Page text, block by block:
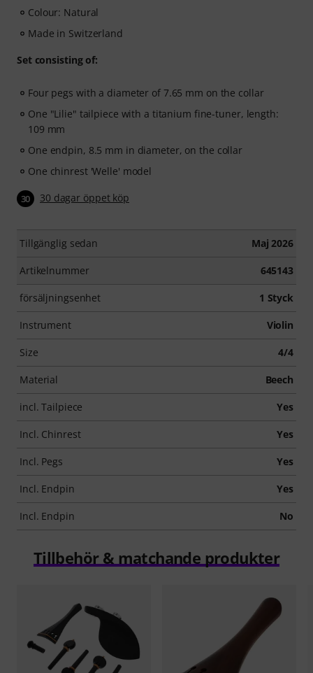
Colour: Natural
Made in Switzerland
Set consisting of:
Four pegs with a diameter of 7.65 mm on the collar
One "Lilie" tailpiece with a titanium fine-tuner, length:
109 mm
One endpin, 8.5 mm in diameter, on the collar
One chinrest 'Welle' model
30 30 dagar öppet köp
Tillgänglig sedan Maj 2026
Artikelnummer 645143
försäljningsenhet 1 Styck
Instrument Violin
Size 4/4
Material Beech
incl. Tailpiece Yes
Incl. Chinrest Yes
Incl. Pegs Yes
Incl. Endpin Yes
Incl. Endpin No
Tillbehör & matchande produkter